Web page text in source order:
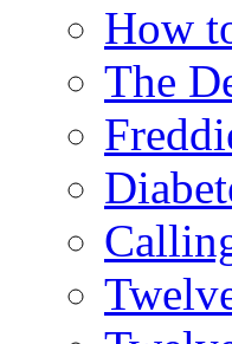
How
The